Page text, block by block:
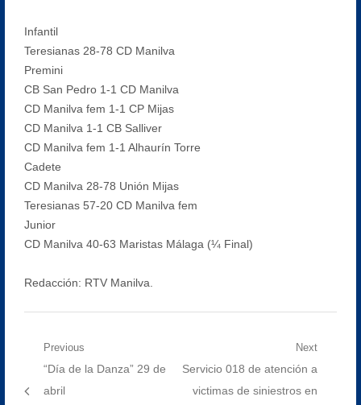
Infantil
Teresianas 28-78 CD Manilva
Premini
CB San Pedro 1-1 CD Manilva
CD Manilva fem 1-1 CP Mijas
CD Manilva 1-1 CB Salliver
CD Manilva fem 1-1 Alhaurín Torre
Cadete
CD Manilva 28-78 Unión Mijas
Teresianas 57-20 CD Manilva fem
Junior
CD Manilva 40-63 Maristas Málaga (¼ Final)
Redacción: RTV Manilva.
Navegación
Previous
Previous
post:
“Día de la Danza” 29 de
abril
Next
Next
post:
Servicio 018 de atención a
victimas de siniestros en